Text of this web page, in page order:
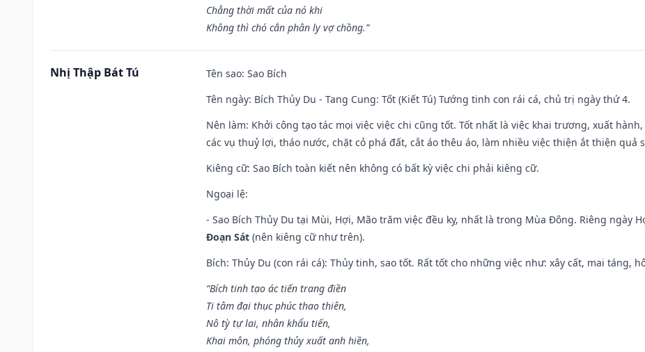
Chẳng thời mất của nó khi
Không thì chó cắn phân ly vợ chồng.”
Nhị Thập Bát Tú Tên sao: Sao Bích
Tên ngày: Bích Thủy Du - Tang Cung: Tốt (Kiết Tú) Tướng tinh con rái cá, chủ trị ngày thứ 4.
Nên làm: Khởi công tạo tác mọi việc việc chi cũng tốt. Tốt nhất là việc khai trương, xuất
các vụ thuỷ lợi, tháo nước, chặt cỏ phá đất, cắt áo thêu áo, làm nhiều việc thiện ắt thiện quả
Kiêng cữ: Sao Bích toàn kiết nên không có bất kỳ việc chi phải kiêng cữ.
Ngoại lệ:
- Sao Bích Thủy Du tại Mùi, Hợi, Mão trăm việc đều kỵ, nhất là trong Mùa Đông. Riêng ngày
Đoạn Sát (nên kiêng cữ như trên).
Bích: Thủy Du (con rái cá): Thủy tinh, sao tốt. Rất tốt cho những việc như: xây cất, mai táng,
“Bích tinh tạo ác tiến trang điền
Ti tâm đại thục phúc thao thiên,
Nô tỳ tự lai, nhân khẩu tiến,
Khai môn, phóng thủy xuất anh hiền,